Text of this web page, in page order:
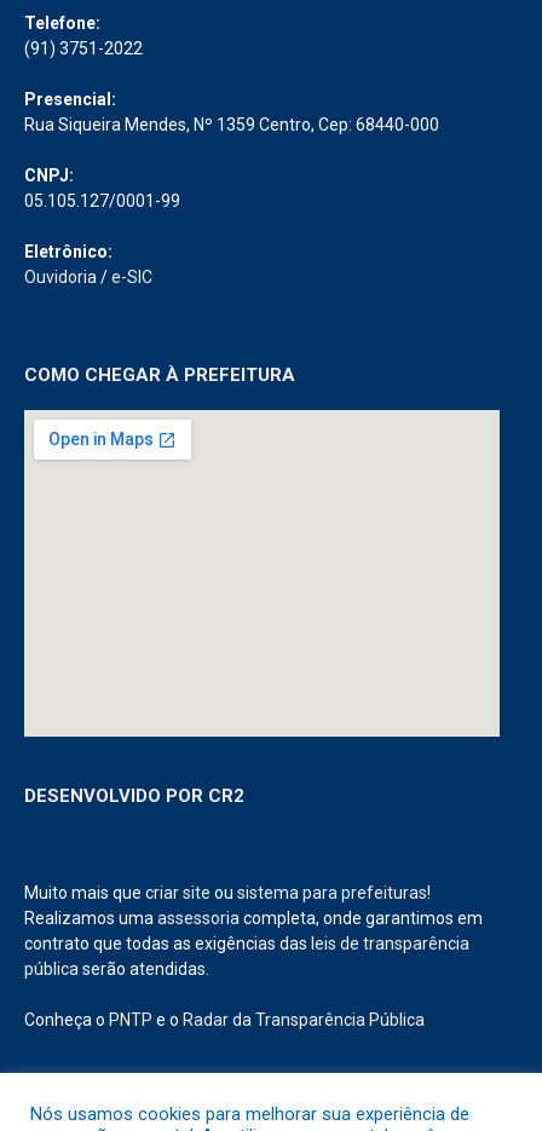
Telefone:
(91) 3751-2022
Presencial:
Rua Siqueira Mendes, Nº 1359 Centro, Cep: 68440-000
CNPJ:
05.105.127/0001-99
Eletrônico:
Ouvidoria /e-SIC
COMO CHEGAR À PREFEITURA
DESENVOLVIDO POR CR2
Muito mais que criar site ou sistema para prefeituras!
Realizamos uma assessoria completa, onde garantimos em
contrato que todas as exigências das leis de transparência
pública serão atendidas.
Conheça o PNTP e o Radar da Transparência Pública
Nós usamos cookies para melhorar sua experiência de